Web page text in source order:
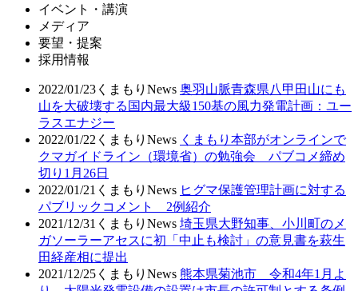
イベント・講演
メディア
要望・提案
採用情報
2022/01/23 くまもりNews 奥羽山脈青森県八甲田山にも
山を大破壊する国内最大級150基の風力発電計画：ユー
ラスエナジー
2022/01/22 くまもりNews くまもり本部がオンラインで
クマガイドライン（環境省）の勉強会 パブコメ締め
切り1月26日
2022/01/21 くまもりNews ヒグマ保護管理計画に対する
パブリックコメント 2例紹介
2021/12/31 くまもりNews 埼玉県大野知事、小川町のメ
ガソーラーアセスに初「中止も検討」の意見書を萩生
田経産相に提出
2021/12/25 くまもりNews 熊本県菊池市 令和4年1月よ